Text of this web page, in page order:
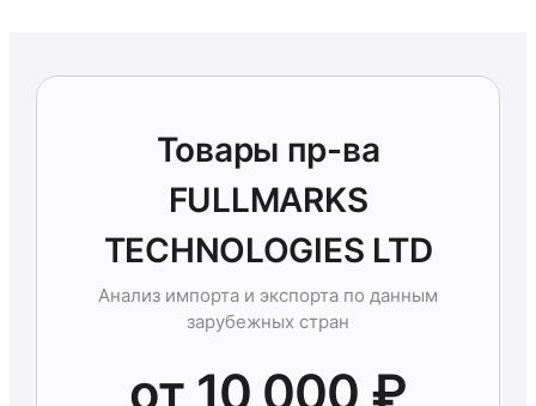
Товары пр-ва
FULLMARKS
TECHNOLOGIES LTD
Анализ импорта и экспорта по данным
зарубежных стран
от 10 000 ₽